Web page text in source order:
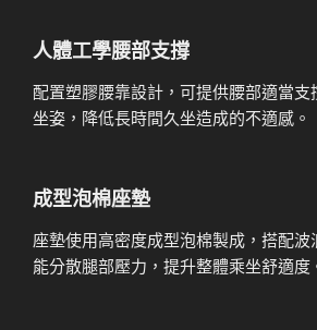
人體工學腰部支撐
配置塑膠腰靠設計，可提供腰部適當支
坐姿，降低長時間久坐造成的不適感。
成型泡棉座墊
座墊使用高密度成型泡棉製成，搭配波
能分散腿部壓力，提升整體乘坐舒適度